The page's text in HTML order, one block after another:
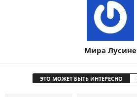
Мира Лусине
ЭТО МОЖЕТ БЫТЬ ИНТЕРЕСНО